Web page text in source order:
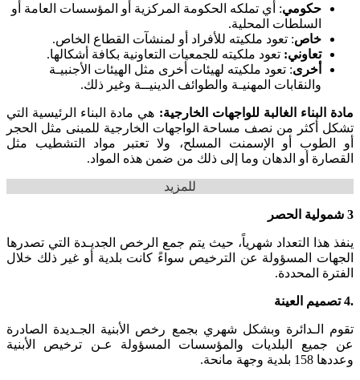
حكومي: أي تملكه الحكومة المركزية أو المؤسسات العامة أو
السلطات المحلية.
خاص: تعود ملكيته للأفراد أو لمنشآت القطاع الخاص.
تعاوني: تعود ملكيته للجمعيات التعاونية بكافة أشكالها.
أخرى: تعود ملكيته لهيئات أخرى مثل الهيئات الأجنبيـة
والنقابات المهنيـة والطوائف الدينيــة وغير ذلك.
مادة البناء الغالبة للواجهات الخارجية: هي مادة البناء الرئيسية التي
تشكل أكثر من نصف مساحة الواجهات الخارجية للمبنى مثل الحجر
أو الطوب أو الإسمنت المسلح، ولا تعتبر مواد التشطيب مثل
القصارة أو الدهان وما إلى ذلك من ضمن هذه المواد.
للمزيد
3 شمولية الحصر
ينفذ هذا التعداد شهرياً، حيث يتم جمع الرخص الجديـدة التي تصدرها
الجهات المسؤولة عن الترخيص سواءً كانت بلدية أو غير ذلك خلال
الفترة المحددة.
.4 تصميم العينة
تقوم الـدائرة وبشكل شهري بجمع رخص الأبنية الجـديدة الصادرة
عن جميع البلديات والمؤسسات المسؤولة عـن ترخيص الأبنية
وعددها 158 بلدية وجهة مانحة.